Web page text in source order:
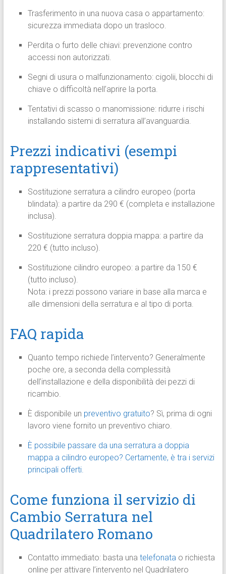
Trasferimento in una nuova casa o appartamento:
sicurezza immediata dopo un trasloco.
Perdita o furto delle chiavi: prevenzione contro
accessi non autorizzati.
Segni di usura o malfunzionamento: cigolii, blocchi di
chiave o difficoltà nell’aprire la porta.
Tentativi di scasso o manomissione: ridurre i rischi
installando sistemi di serratura all’avanguardia.
Prezzi indicativi (esempi
rappresentativi)
Sostituzione serratura a cilindro europeo (porta
blindata): a partire da 290 € (completa e installazione
inclusa).
Sostituzione serratura doppia mappa: a partire da
220 € (tutto incluso).
Sostituzione cilindro europeo: a partire da 150 €
(tutto incluso).
Nota: i prezzi possono variare in base alla marca e
alle dimensioni della serratura e al tipo di porta.
FAQ rapida
Quanto tempo richiede l’intervento? Generalmente
poche ore, a seconda della complessità
dell’installazione e della disponibilità dei pezzi di
ricambio.
È disponibile un preventivo gratuito? Sì, prima di ogni
lavoro viene fornito un preventivo chiaro.
È possibile passare da una serratura a doppia
mappa a cilindro europeo? Certamente, è tra i servizi
principali offerti.
Come funziona il servizio di
Cambio Serratura nel
Quadrilatero Romano
Contatto immediato: basta una telefonatao richiesta
online per attivare l’intervento nel Quadrilatero